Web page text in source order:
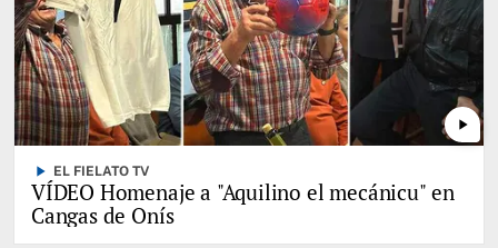
play_arrow
play_arrow EL FIELATO TV
VÍDEO Homenaje a "Aquilino el mecánicu" en
Cangas de Onís